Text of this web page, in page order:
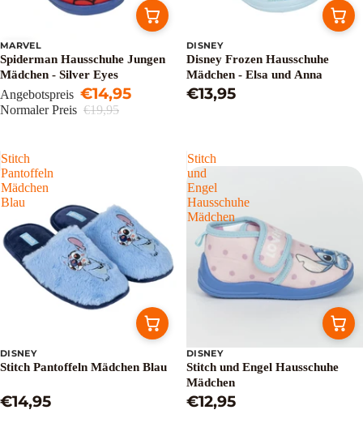
Sale
MARVEL
Spiderman Hausschuhe Jungen
Mädchen - Silver Eyes
Angebotspreis €14,95
Normaler Preis €19,95
DISNEY
Disney Frozen Hausschuhe
Mädchen - Elsa und Anna
€13,95
Stitch
Pantoffeln
Mädchen
Blau
DISNEY
Stitch Pantoffeln Mädchen Blau
€14,95
Stitch
und
Engel
Hausschuhe
Mädchen
DISNEY
Stitch und Engel Hausschuhe
Mädchen
€12,95